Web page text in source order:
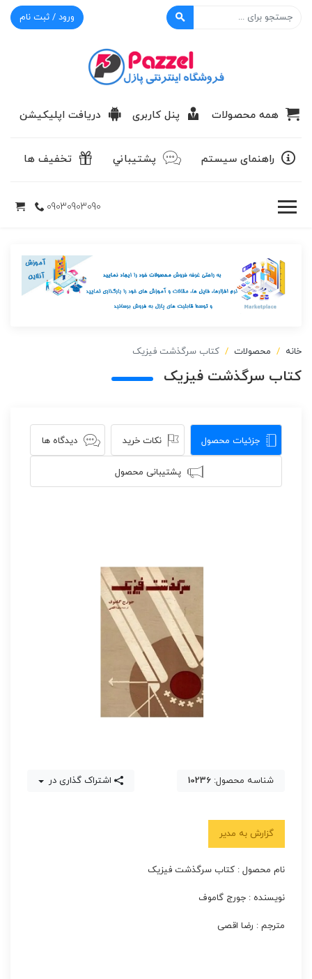
ورود / ثبت نام
همه محصولات پنل کاربری دریافت اپلیکیشن
راهنمای سیستم پشتيباني تخفیف ها
09030903090
خانه محصولات کتاب سرگذشت فیزیک
کتاب سرگذشت فیزیک
جزئیات محصول نکات خرید دیدگاه ها
پشتیبانی محصول
شناسه محصول: 10236 اشتراک گذاری در
گزارش به مدیر
نام محصول : کتاب سرگذشت فیزیک
نویسنده : جورج گاموف
مترجم : رضا اقصی